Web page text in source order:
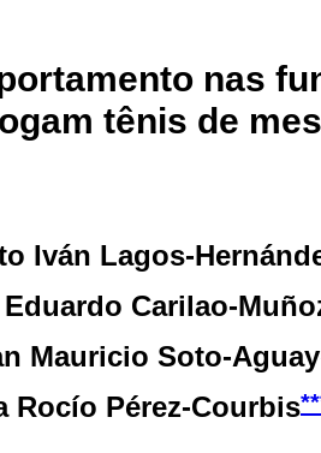
nas
tênis de
Iván Lagos-
Carilao-
Mauricio Soto-
Rocío Pérez-Courbis